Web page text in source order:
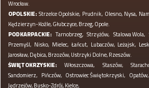
Wrocław.
OPOLSKIE: Strzelce Opolskie, Prudnik, Olesno, Nysa,
Kędzierzyn-Koźle,Głubczyce,Brzeg,Opole.
PODKARPACKIE: Tarnobrzeg, Strzyżów, Stalowa Wola,
Przemyśl, Nisko, Mielec, Łańcut, Lubaczów, Leżajsk,
Jarosław,Dębica,Brzozów,Ustrzyki Dolne,Rzeszów.
ŚWIĘTOKRZYSKIE:
Włoszczowa, Staszów,
Sandomierz, Pińczów, Ostrowiec Świętokrzyski, Opatów,
Jędrzejów,Busko-Zdrój,Kielce,